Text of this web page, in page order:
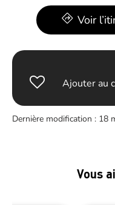
Voir
Ajouter au
Dernière modification : 18
Vous